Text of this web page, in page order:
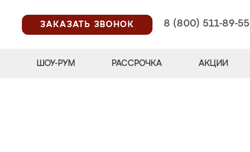
ЗАКАЗАТЬ ЗВОНОК
8 (800) 511-89-55
ШОУ-РУМ РАССРОЧКА АКЦИИ